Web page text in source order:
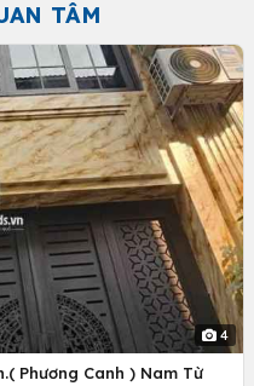
TÂM
4
Phương Canh ) Nam Từ